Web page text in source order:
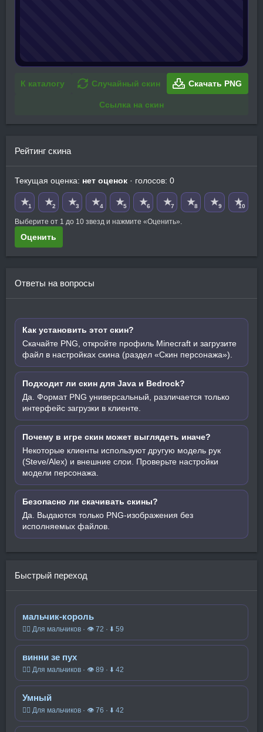
К каталогу Случайный скин Скачать PNG
Ссылка на скин
Рейтинг скина
Текущая оценка: нет оценок · голосов: 0
★1 ★2 ★3 ★4 ★5 ★6 ★7 ★8 ★9 ★10
Выберите от 1 до 10 звезд и нажмите «Оценить».
Оценить
Ответы на вопросы
Как установить этот скин?
Скачайте PNG, откройте профиль Minecraft и загрузите
файл в настройках скина (раздел «Скин персонажа»).
Подходит ли скин для Java и Bedrock?
Да. Формат PNG универсальный, различается только
интерфейс загрузки в клиенте.
Почему в игре скин может выглядеть иначе?
Некоторые клиенты используют другую модель рук
(Steve/Alex) и внешние слои. Проверьте настройки
модели персонажа.
Безопасно ли скачивать скины?
Да. Выдаются только PNG-изображения без
исполняемых файлов.
Быстрый переход
мальчик-король
🧍‍♂️ Для мальчиков · 👁 72 · ⬇ 59
винни зе пух
🧍‍♂️ Для мальчиков · 👁 89 · ⬇ 42
Умный
🧍‍♂️ Для мальчиков · 👁 76 · ⬇ 42